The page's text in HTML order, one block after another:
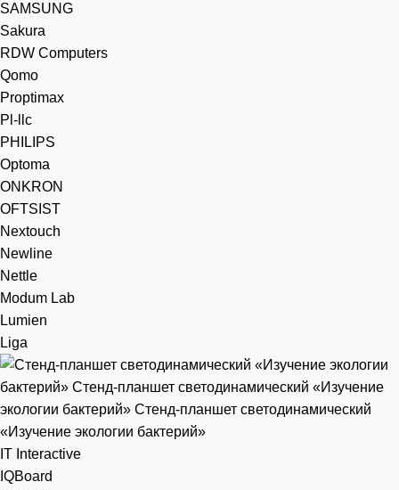
SAMSUNG
Sakura
RDW Computers
Qomo
Proptimax
Pl-llc
PHILIPS
Optoma
ONKRON
OFTSIST
Nextouch
Newline
Nettle
Modum Lab
Lumien
Liga
IT Interactive
IQBoard